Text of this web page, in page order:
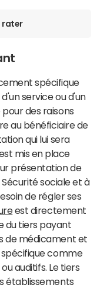
rater
spécifique
service ou d'un
des raisons
au bénéficiaire de
qui lui sera
mis en place
présentation de
sociale et à
de régler ses
est directement
du tiers payant
de médicament et
comme
auditifs. Le tiers
établissements